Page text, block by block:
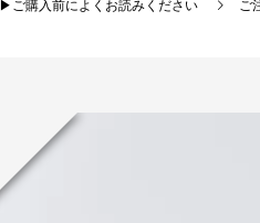
▶︎ご購入前によくお読みください ご